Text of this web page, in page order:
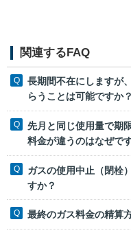
関連するFAQ
長期間不在にしますが
らうことは可能ですか？
先月と同じ使用量で期
料金が違うのはなぜで
ガスの使用中止（閉栓
すか？
最終のガス料金の精算